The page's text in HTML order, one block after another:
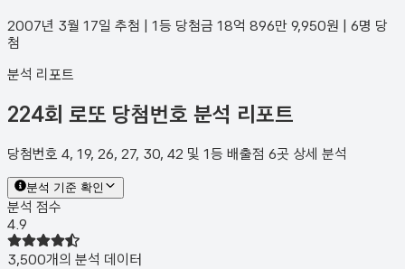
2007년 3월 17일 추첨 | 1등 당첨금 18억 896만 9,950원 | 6명 당
첨
분석 리포트
224회 로또 당첨번호 분석 리포트
당첨번호 4, 19, 26, 27, 30, 42 및 1등 배출점 6곳 상세 분석
분석 기준 확인
분석 점수
4.9
3,500개의 분석 데이터